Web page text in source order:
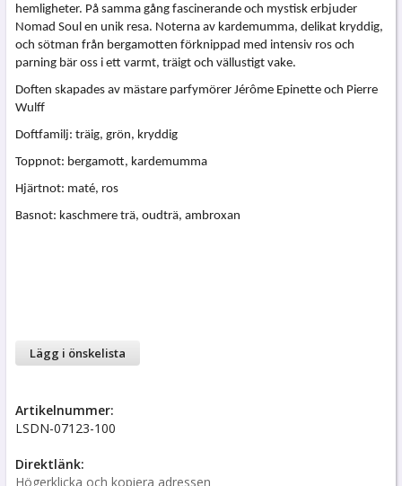
hemligheter. På samma gång fascinerande och mystisk erbjuder
Nomad Soul en unik resa. Noterna av kardemumma, delikat kryddig,
och sötman från bergamotten förknippad med intensiv ros och
parning bär oss i ett varmt, träigt och vällustigt vake.
Doften skapades av mästare parfymörer Jérôme Epinette och Pierre
Wulff
Doftfamilj: träig, grön, kryddig
Toppnot: bergamott, kardemumma
Hjärtnot: maté, ros
Basnot: kaschmere trä, oudträ, ambroxan
Lägg i önskelista
Artikelnummer:
LSDN-07123-100
Direktlänk:
Högerklicka och kopiera adressen